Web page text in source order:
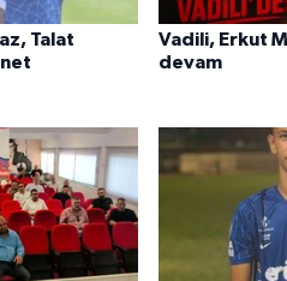
Talat
Vadili, Erkut
devam